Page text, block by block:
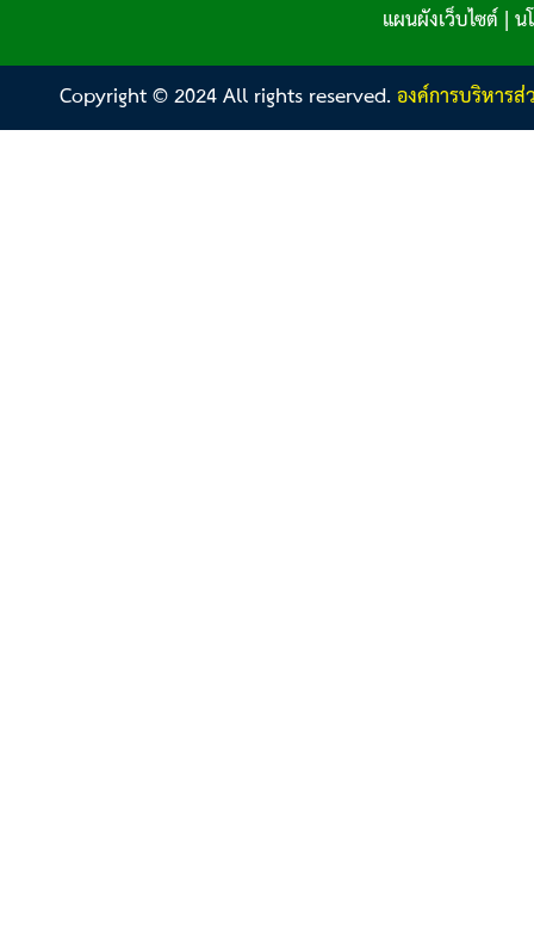
แผนผังเว็บไซต์|น
Copyright © 2024 All rights reserved.องค์การบริหาร